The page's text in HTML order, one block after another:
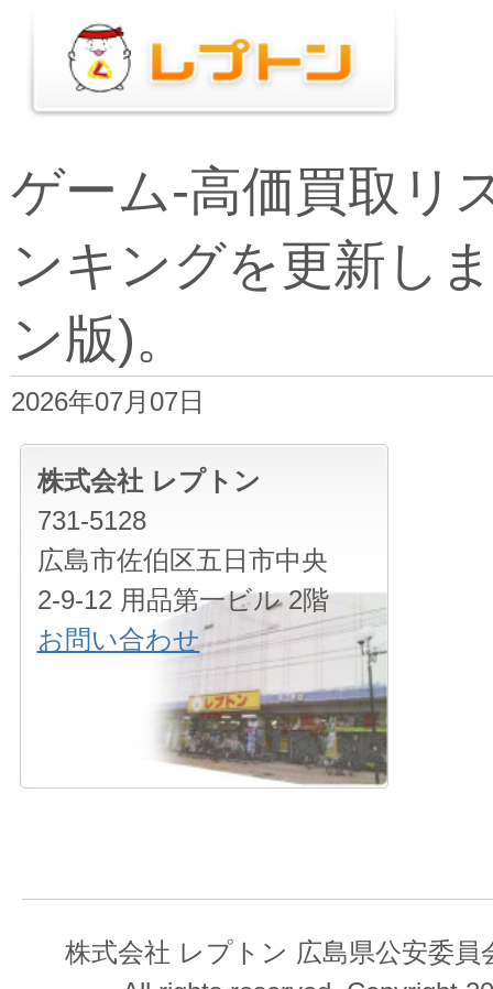
株式会社 レプトン
731-5128
広島市佐伯区五日市中央
2-9-12 用品第一ビル 2階
お問い合わせ
ゲーム-高価買取リ
ンキングを更新し
ン版)。
2026年07月07日
株式会社 レプトン 広島県公安委員